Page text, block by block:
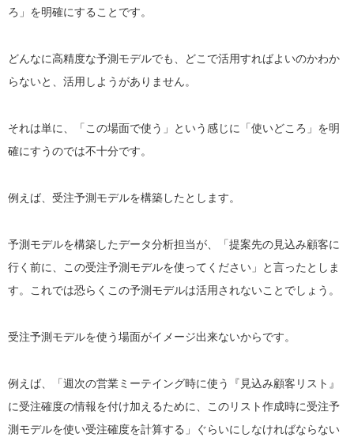
ろ」を明確にすることです。
どんなに高精度な予測モデルでも、どこで活用すればよいのかわか
らないと、活用しようがありません。
それは単に、「この場面で使う」という感じに「使いどころ」を明
確にすうのでは不十分です。
例えば、受注予測モデルを構築したとします。
予測モデルを構築したデータ分析担当が、「提案先の見込み顧客に
行く前に、この受注予測モデルを使ってください」と言ったとしま
す。これでは恐らくこの予測モデルは活用されないことでしょう。
受注予測モデルを使う場面がイメージ出来ないからです。
例えば、「週次の営業ミーテイング時に使う『見込み顧客リスト』
に受注確度の情報を付け加えるために、このリスト作成時に受注予
測モデルを使い受注確度を計算する」ぐらいにしなければならない